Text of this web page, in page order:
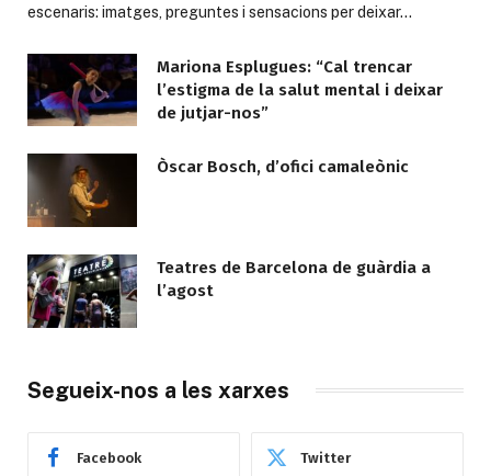
escenaris: imatges, preguntes i sensacions per deixar…
Mariona Esplugues: “Cal trencar
l’estigma de la salut mental i deixar
de jutjar-nos”
Òscar Bosch, d’ofici camaleònic
Teatres de Barcelona de guàrdia a
l’agost
Segueix-nos a les xarxes
Facebook Twitter